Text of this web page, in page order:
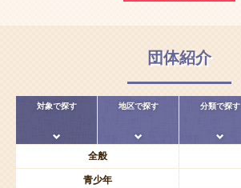
団体紹介
対象で探す 地区で探す 分類で探す
全般
青少年